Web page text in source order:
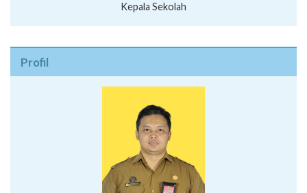
Kepala Sekolah
Profil